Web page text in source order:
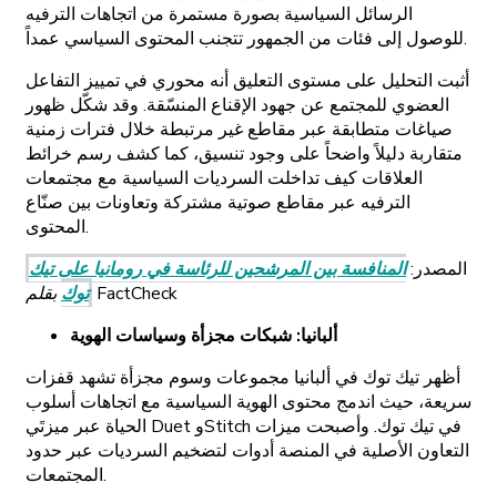
الرسائل السياسية بصورة مستمرة من اتجاهات الترفيه
للوصول إلى فئات من الجمهور تتجنب المحتوى السياسي عمداً.
أثبت التحليل على مستوى التعليق أنه محوري في تمييز التفاعل
العضوي للمجتمع عن جهود الإقناع المنسّقة. وقد شكّل ظهور
صياغات متطابقة عبر مقاطع غير مرتبطة خلال فترات زمنية
متقاربة دليلاً واضحاً على وجود تنسيق، كما كشف رسم خرائط
العلاقات كيف تداخلت السرديات السياسية مع مجتمعات
الترفيه عبر مقاطع صوتية مشتركة وتعاونات بين صنّاع
المحتوى.
المصدر:المنافسة بين المرشحين للرئاسة في رومانيا على تيك
توك بقلم FactCheck
ألبانيا: شبكات مجزأة وسياسات الهوية
أظهر تيك توك في ألبانيا مجموعات وسوم مجزأة تشهد قفزات
سريعة، حيث اندمج محتوى الهوية السياسية مع اتجاهات أسلوب
الحياة عبر ميزتَي Duet وStitch في تيك توك. وأصبحت ميزات
التعاون الأصلية في المنصة أدوات لتضخيم السرديات عبر حدود
المجتمعات.